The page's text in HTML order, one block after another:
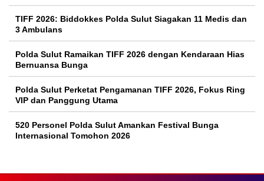
TIFF 2026: Biddokkes Polda Sulut Siagakan 11 Medis dan
3 Ambulans
Polda Sulut Ramaikan TIFF 2026 dengan Kendaraan Hias
Bernuansa Bunga
Polda Sulut Perketat Pengamanan TIFF 2026, Fokus Ring
VIP dan Panggung Utama
520 Personel Polda Sulut Amankan Festival Bunga
Internasional Tomohon 2026